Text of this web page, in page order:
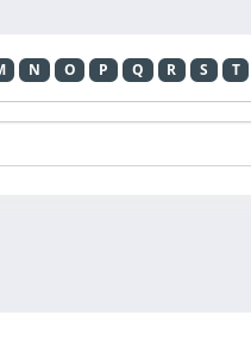
N O P Q R S T